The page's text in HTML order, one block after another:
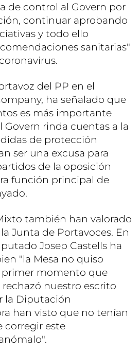
de control al Govern por
continuar aprobando
y todo ello
sanitarias"
del PP en el
ha señalado que
es más importante
rinda cuentas a la
de protección
ser una excusa para
de la oposición
función principal de
también han valorado
Junta de Portavoces. En
Josep Castells ha
"la Mesa no quiso
primer momento que
nuestro escrito
la Diputación
han visto que no tenían
corregir este